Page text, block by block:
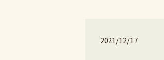
2021/12/17